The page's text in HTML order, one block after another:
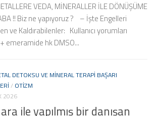
VEDA, MİNERALLER İLE DÖNÜŞÜME
!! Biz ne yapıyoruz ? – İşte Engelleri
ve Kaldırabilenler: Kullanıcı yorumları
emeramide hk DMSO...
DETOKSU VE MINERAL TERAPI BAŞARI
/ OTIZM
2026
ile yapılmış bir danışan